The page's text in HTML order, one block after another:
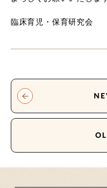
臨床育児・保育研究会